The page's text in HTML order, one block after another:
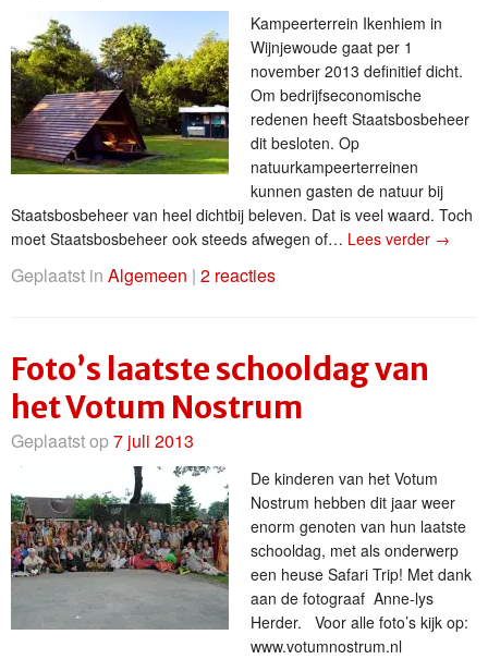
Kampeerterrein Ikenhiem in
Wijnjewoude gaat per 1
november 2013 definitief dicht.
Om bedrijfseconomische
redenen heeft Staatsbosbeheer
dit besloten. Op
natuurkampeerterreinen
kunnen gasten de natuur bij
Staatsbosbeheer van heel dichtbij beleven. Dat is veel waard. Toch
moet Staatsbosbeheer ook steeds afwegen of… Lees verder →
Geplaatst in Algemeen | 2 reacties
Foto’s laatste schooldag van
het Votum Nostrum
Geplaatst op7 juli 2013
De kinderen van het Votum
Nostrum hebben dit jaar weer
enorm genoten van hun laatste
schooldag, met als onderwerp
een heuse Safari Trip! Met dank
aan de fotograaf Anne-lys
Herder. Voor alle foto’s kijk op:
www.votumnostrum.nl